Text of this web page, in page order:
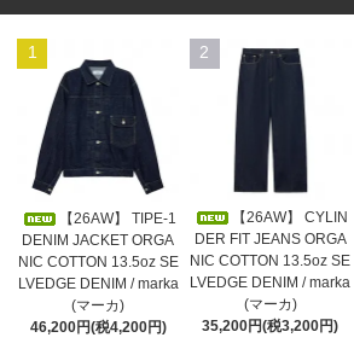
1
【26AW】 TIPE-1
DENIM JACKET ORGA
NIC COTTON 13.5oz SE
LVEDGE DENIM / marka
(マーカ)
46,200円(税4,200円)
2
【26AW】 CYLIN
DER FIT JEANS ORGA
NIC COTTON 13.5oz SE
LVEDGE DENIM / marka
(マーカ)
35,200円(税3,200円)